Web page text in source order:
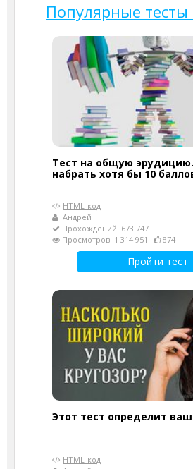
Популярные тесты
Тест на общую
набрать хотя бы 10
HTML-код
Андрей
Прохождений: 673 747
Просмотров: 1 314 951
874
Пройти тест
Этот тест определит ваш
HTML-код